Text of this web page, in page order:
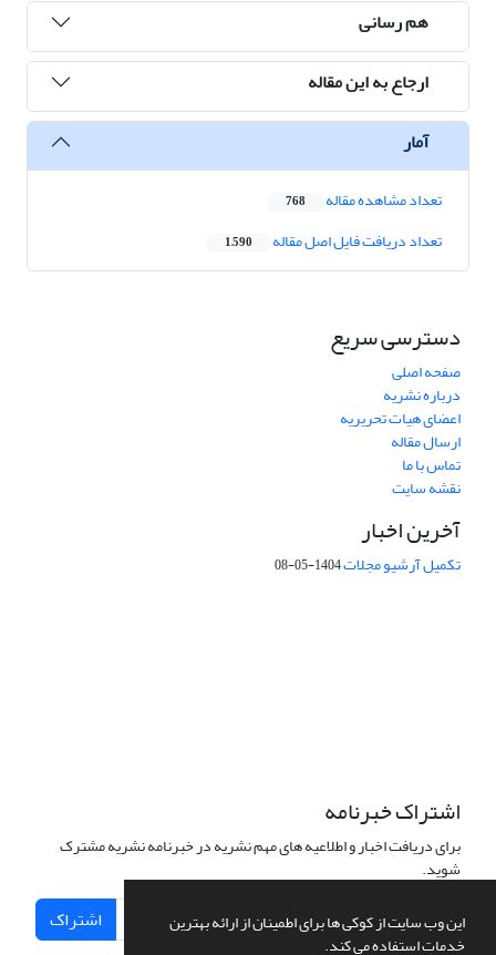
این وب سایت از کوکی ها برای اطمینان از ارائه بهترین
خدمات استفاده می کند.
هم رسانی
ارجاع به این مقاله
آمار
تعداد مشاهده مقاله 768
تعداد دریافت فایل اصل مقاله 1,590
دسترسی سریع
صفحه اصلی
درباره نشریه
اعضای هیات تحریریه
ارسال مقاله
تماس با ما
نقشه سایت
آخرین اخبار
تکمیل آرشیو مجلات1404-05-08
اشتراک خبرنامه
برای دریافت اخبار و اطلاعیه های مهم نشریه در خبرنامه نشریه مشترک
شوید.
اشتراک